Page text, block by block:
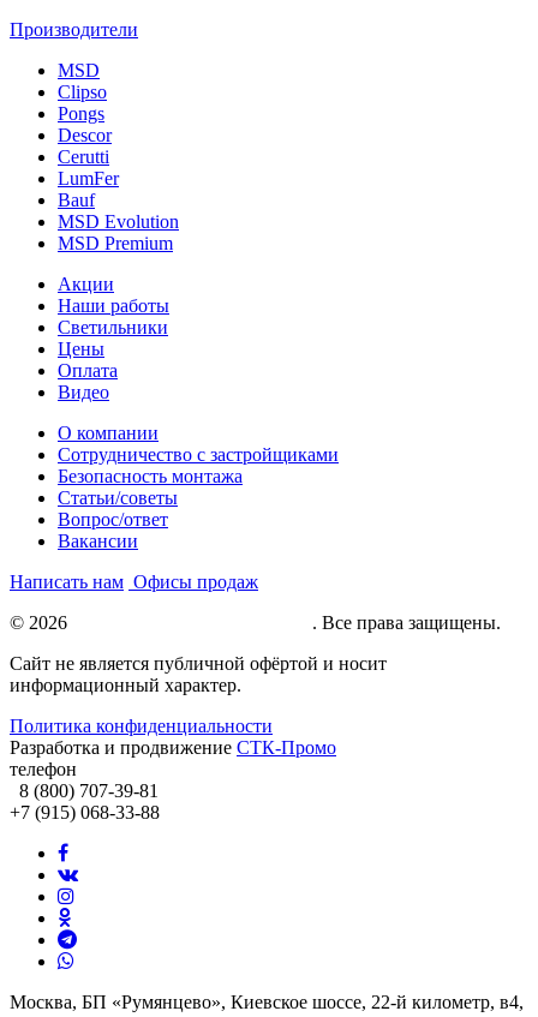
Производители
MSD
Clipso
Pongs
Descor
Cerutti
LumFer
Bauf
MSD Evolution
MSD Premium
Акции
Наши работы
Светильники
Цены
Оплата
Видео
О компании
Сотрудничество с застройщиками
Безопасность монтажа
Статьи/советы
Вопрос/ответ
Вакансии
Написать нам Офисы продаж
© 2026
. Все права защищены.
Сайт не является публичной офёртой и носит
информационный характер.
Политика конфиденциальности
Разработка и продвижение СТК-Промо
телефон
8 (800) 707-39-81
+7 (915) 068-33-88
Москва, БП «Румянцево», Киевское шоссе, 22-й километр, в4,